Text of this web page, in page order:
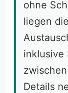
ohne
liegen
inklusive
Details